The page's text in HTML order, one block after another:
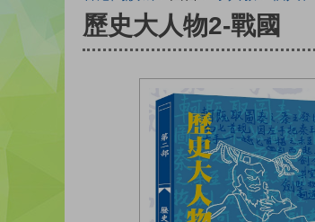
歷史大人物2-戰國